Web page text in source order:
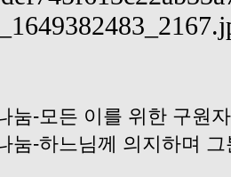
눔-모든 이를 위한 구원자
눔-하느님께 의지하며